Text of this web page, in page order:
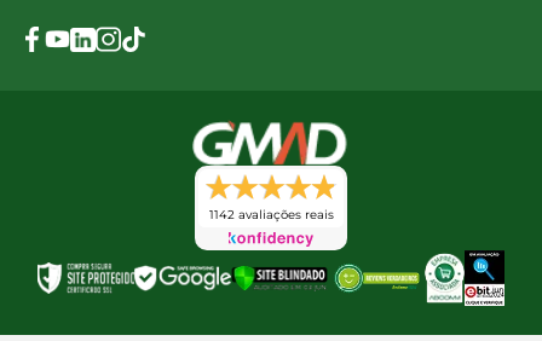
1142 avaliações reais